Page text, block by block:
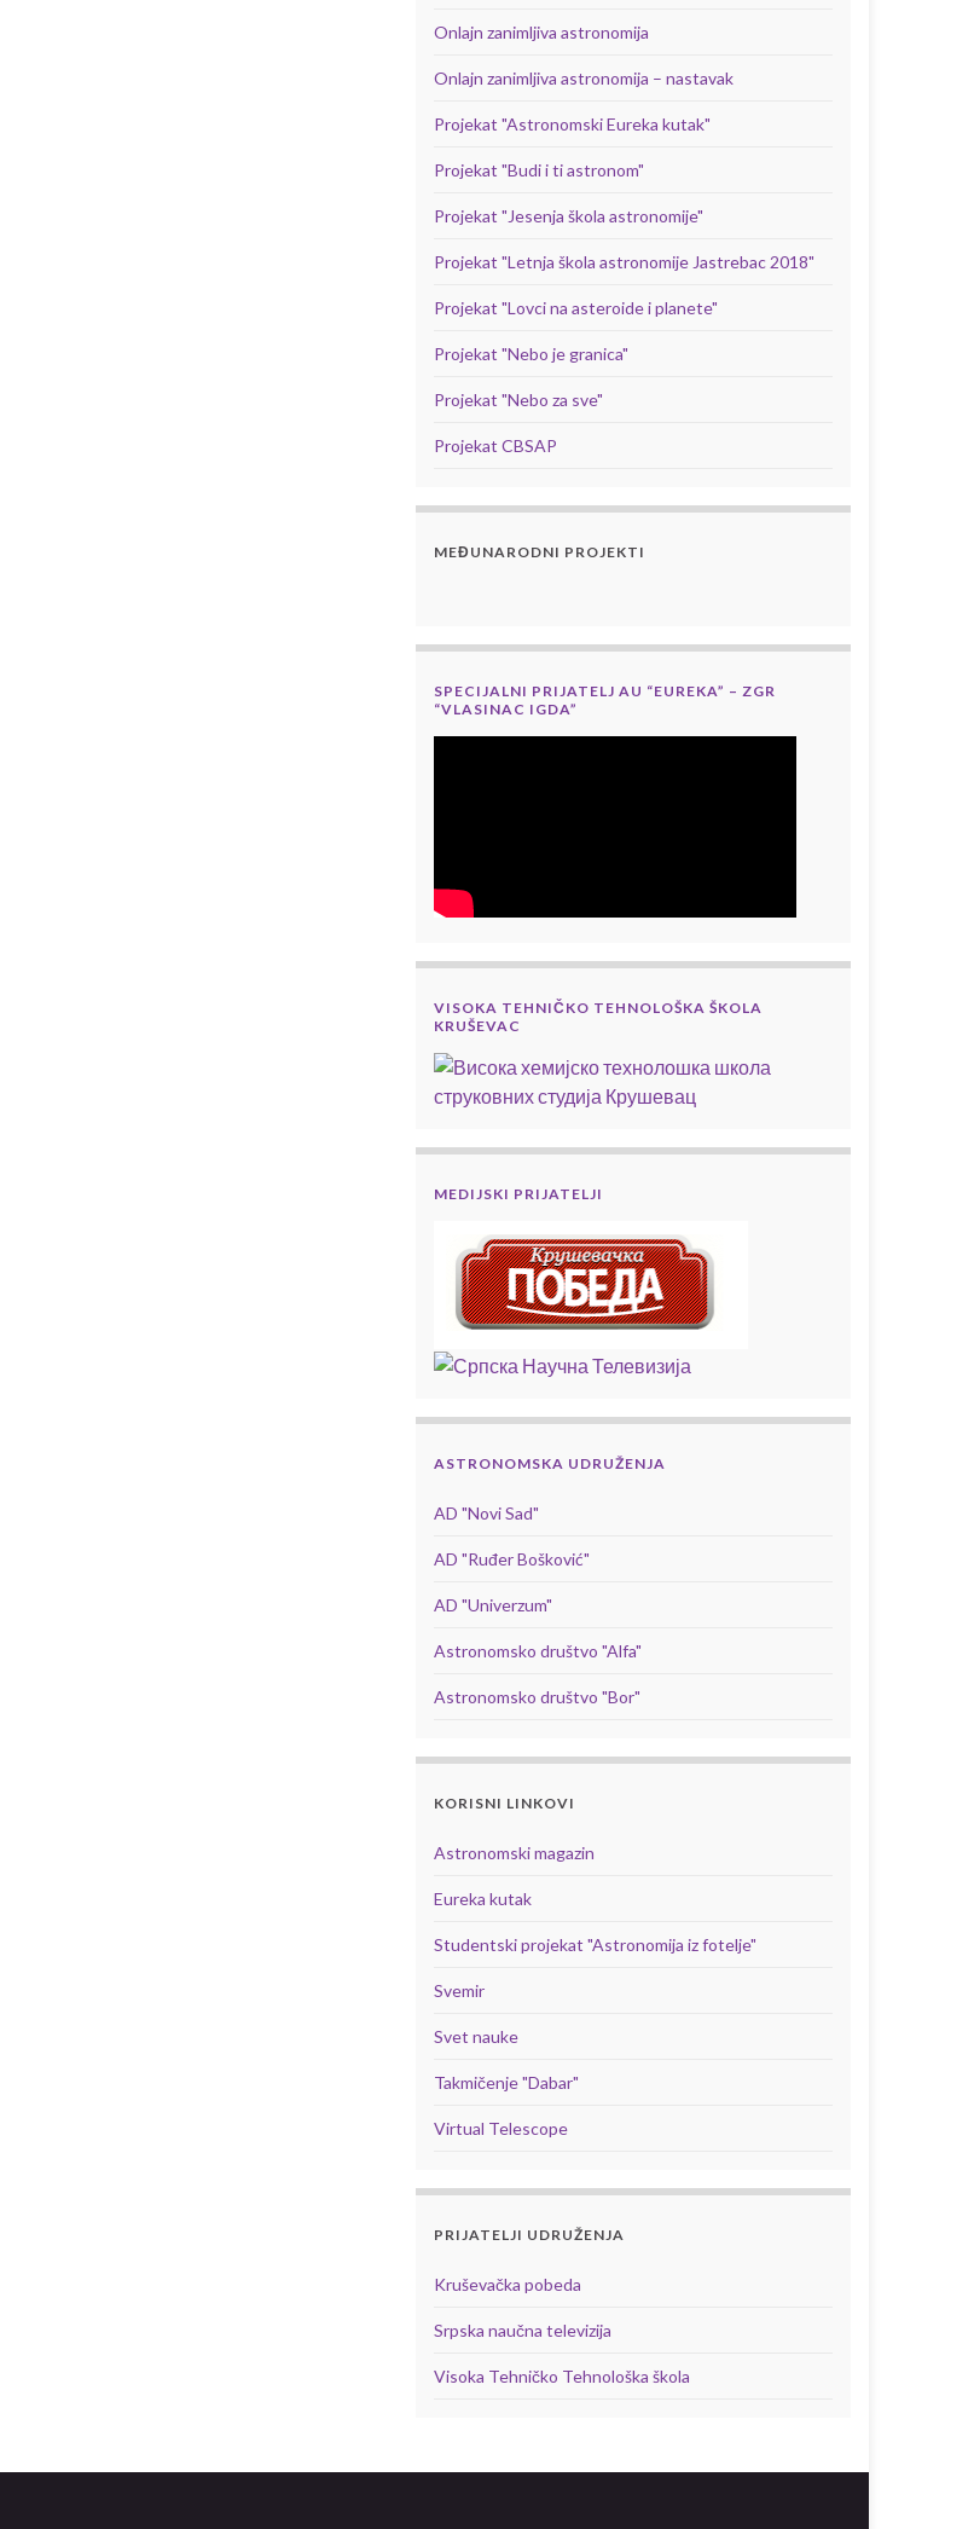
Onlajn zanimljiva astronomija
Onlajn zanimljiva astronomija – nastavak
Projekat "Astronomski Eureka kutak"
Projekat "Budi i ti astronom"
Projekat "Jesenja škola astronomije"
Projekat "Letnja škola astronomije Jastrebac 2018"
Projekat "Lovci na asteroide i planete"
Projekat "Nebo je granica"
Projekat "Nebo za sve"
Projekat CBSAP
MEĐUNARODNI PROJEKTI
SPECIJALNI PRIJATELJ AU “EUREKA” – ZGR
“VLASINAC IGDA”
VISOKA TEHNIČKO TEHNOLOŠKA ŠKOLA
KRUŠEVAC
MEDIJSKI PRIJATELJI
ASTRONOMSKA UDRUŽENJA
AD "Novi Sad"
AD "Ruđer Bošković"
AD "Univerzum"
Astronomsko društvo "Alfa"
Astronomsko društvo "Bor"
KORISNI LINKOVI
Astronomski magazin
Eureka kutak
Studentski projekat "Astronomija iz fotelje"
Svemir
Svet nauke
Takmičenje "Dabar"
Virtual Telescope
PRIJATELJI UDRUŽENJA
Kruševačka pobeda
Srpska naučna televizija
Visoka Tehničko Tehnološka škola